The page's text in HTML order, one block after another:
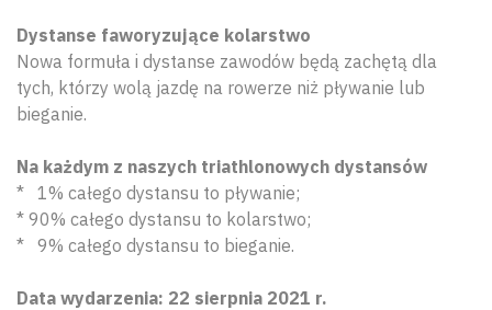
Dystanse faworyzujące kolarstwo
Nowa formuła i dystanse zawodów będą zachętą dla
tych, którzy wolą jazdę na rowerze niż pływanie lub
bieganie.
Na każdym z naszych triathlonowych dystansów
* 1% całego dystansu to pływanie;
* 90% całego dystansu to kolarstwo;
* 9% całego dystansu to bieganie.
Data wydarzenia: 22 sierpnia 2021 r.